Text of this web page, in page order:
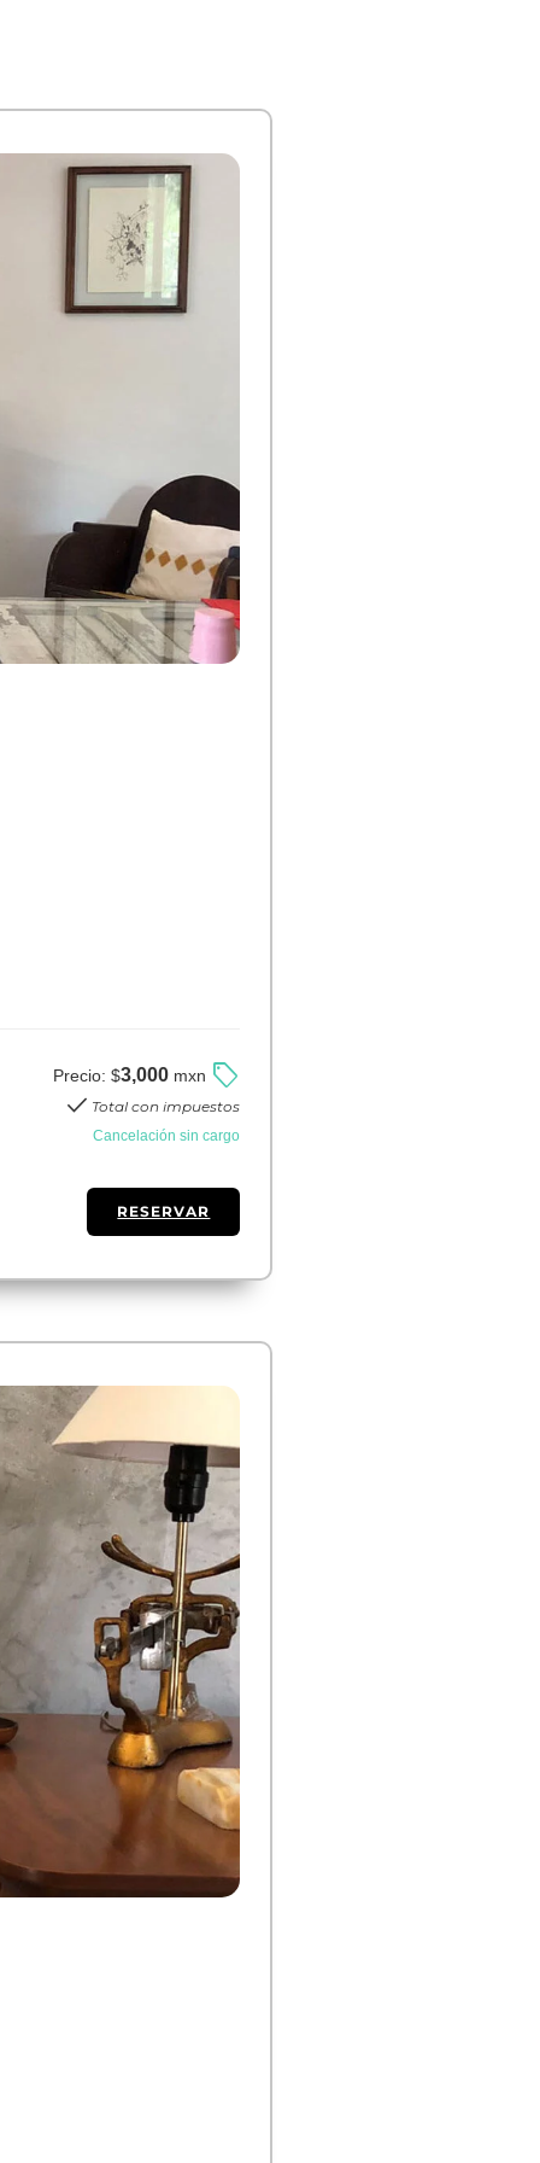
Precio: $3,000 mxn sell
check Total con impuestos
Cancelación sin cargo
RESERVAR